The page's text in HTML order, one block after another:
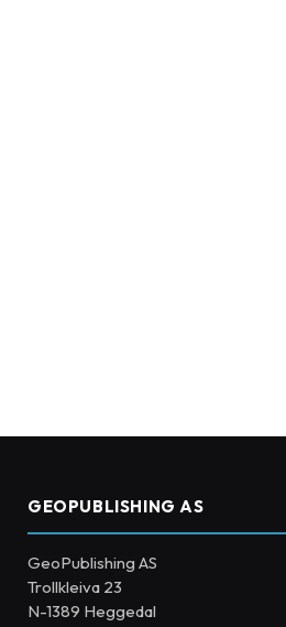
GEOPUBLISHING AS
GeoPublishing AS
Trollkleiva 23
N-1389 Heggedal